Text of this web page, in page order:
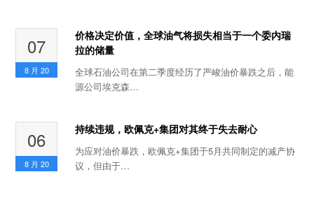
07
8 月 20
价格决定价值，全球油气将损失相当于一个委内瑞
拉的储量
全球石油公司在第二季度经历了严峻油价暴跌之后，能
源公司埃克森…
06
8 月 20
持续违规，欧佩克+集团对其终于失去耐心
为应对油价暴跌，欧佩克+集团于5月共同制定的减产协
议，但由于…